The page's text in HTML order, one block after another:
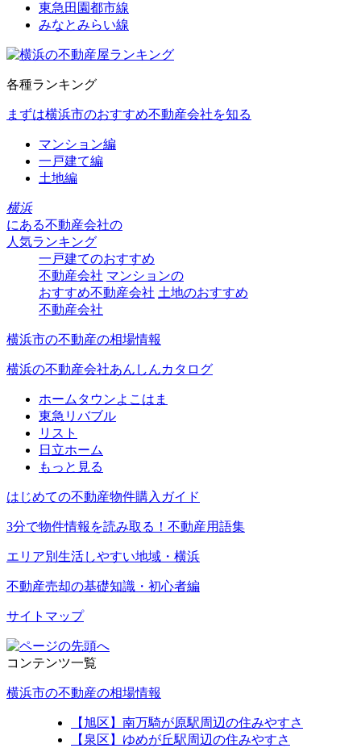
東急田園都市線
みなとみらい線
各種ランキング
まずは横浜市のおすすめ不動産会社を知る
マンション編
一戸建て編
土地編
横浜
にある不動産会社の
人気ランキング
一戸建てのおすすめ
不動産会社 マンションの
おすすめ不動産会社 土地のおすすめ
不動産会社
横浜市の不動産の相場情報
横浜の不動産会社あんしんカタログ
ホームタウンよこはま
東急リバブル
リスト
日立ホーム
もっと見る
はじめての不動産物件購入ガイド
3分で物件情報を読み取る！不動産用語集
エリア別生活しやすい地域・横浜
不動産売却の基礎知識・初心者編
サイトマップ
コンテンツ一覧
横浜市の不動産の相場情報
【旭区】南万騎が原駅周辺の住みやすさ
【泉区】ゆめが丘駅周辺の住みやすさ